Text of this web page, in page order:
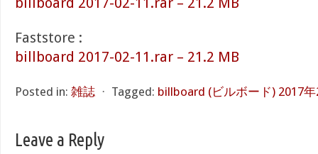
Faststore :
billboard 2017-02-11.rar – 21.2 MB
Posted in: 雑誌 ⋅ Tagged: billboard (ビルボード) 2017
Leave a Reply